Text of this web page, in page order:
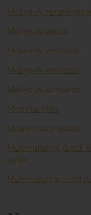
Moliyaviy
Moliyaviy vosita
Moliyaviy vositachi
Moliyaviy xavfsizlik
Moliyaviy xizmatlar
Monetar oltin
Muammoli kreditlar
Muomaladagi (bank
pullar
Muomaladagi naqd